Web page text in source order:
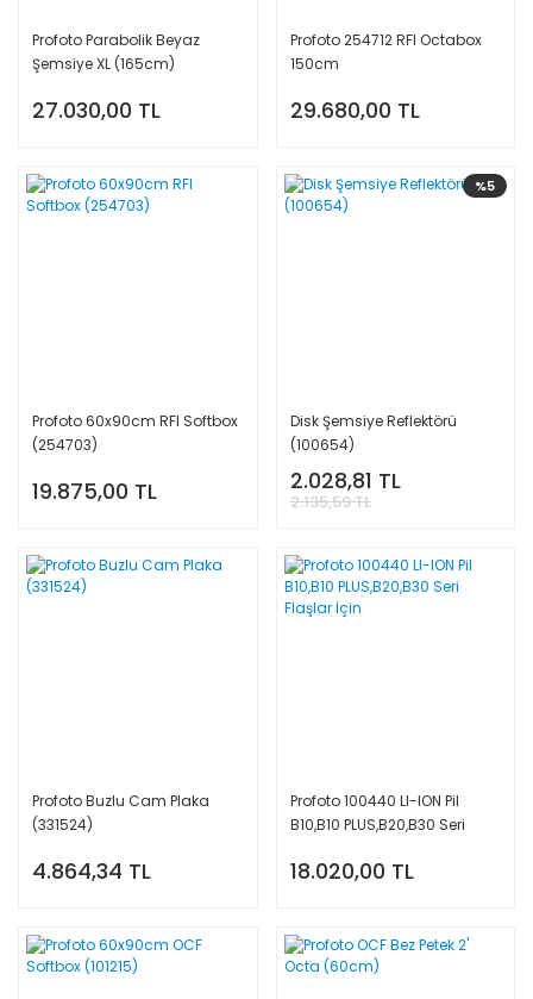
Profoto Parabolik Beyaz
Şemsiye XL (165cm)
27.030,00 TL
Profoto 254712 RFI Octabox
150cm
29.680,00 TL
Profoto 60x90cm RFI Softbox
(254703)
19.875,00 TL
%5
Disk Şemsiye Reflektörü
(100654)
2.028,81 TL
2.135,59 TL
Profoto Buzlu Cam Plaka
(331524)
4.864,34 TL
Profoto 100440 LI-ION Pil
B10,B10 PLUS,B20,B30 Seri
18.020,00 TL